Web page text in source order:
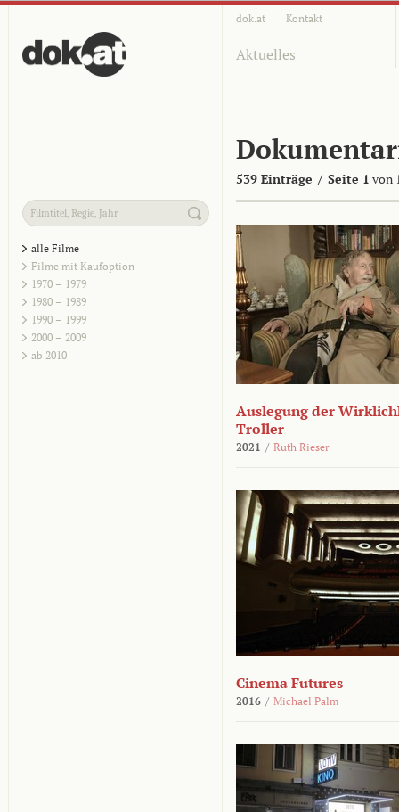
dok.at Kontakt
Aktuelles
539 Einträge / Seite 1 von
alle Filme
Filme mit Kaufoption
1970 – 1979
1980 – 1989
1990 – 1999
2000 – 2009
ab 2010
Auslegung der
Troller
2021 / Ruth Rieser
Cinema Futures
2016 / Michael Palm